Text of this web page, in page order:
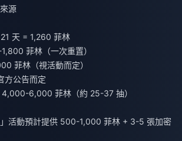
源
天 = 1,260 菲林
1,800 菲林（一次重置）
菲林（視活動而定）
方公告而定
4,000-6,000 菲林（約 25-37 抽）
活動預計提供 500-1,000 菲林 + 3-5 張加密